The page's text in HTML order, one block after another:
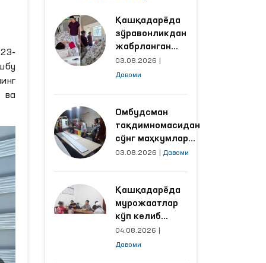
ва
Қашқадарёда
зўравонликдан
жабрланган
аёлнинг ҳолати
Омбудсман
03.08.2026
Давоми
Омбудсман
тақдимномасидан
сўнг маҳкумлар
меҳнат қилаётган
яхшиланди
03.08.2026 Давоми
Қашқадарёда
мурожаатлар
кўп келиб
тушаётган
ҳудудлар
04.08.2026
Давоми